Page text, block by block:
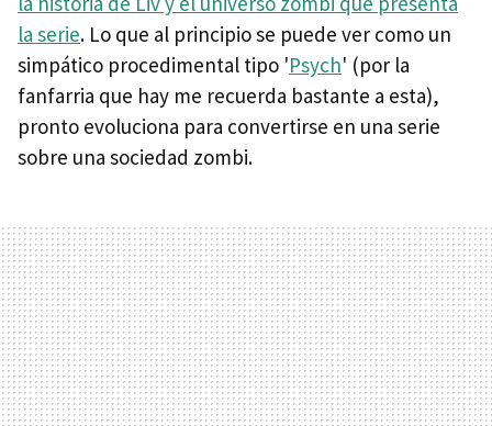
la serie. Lo que al principio se puede ver como un
simpático procedimental tipo 'Psych' (por la
fanfarria que hay me recuerda bastante a esta),
pronto evoluciona para convertirse en una serie
sobre una sociedad zombi.